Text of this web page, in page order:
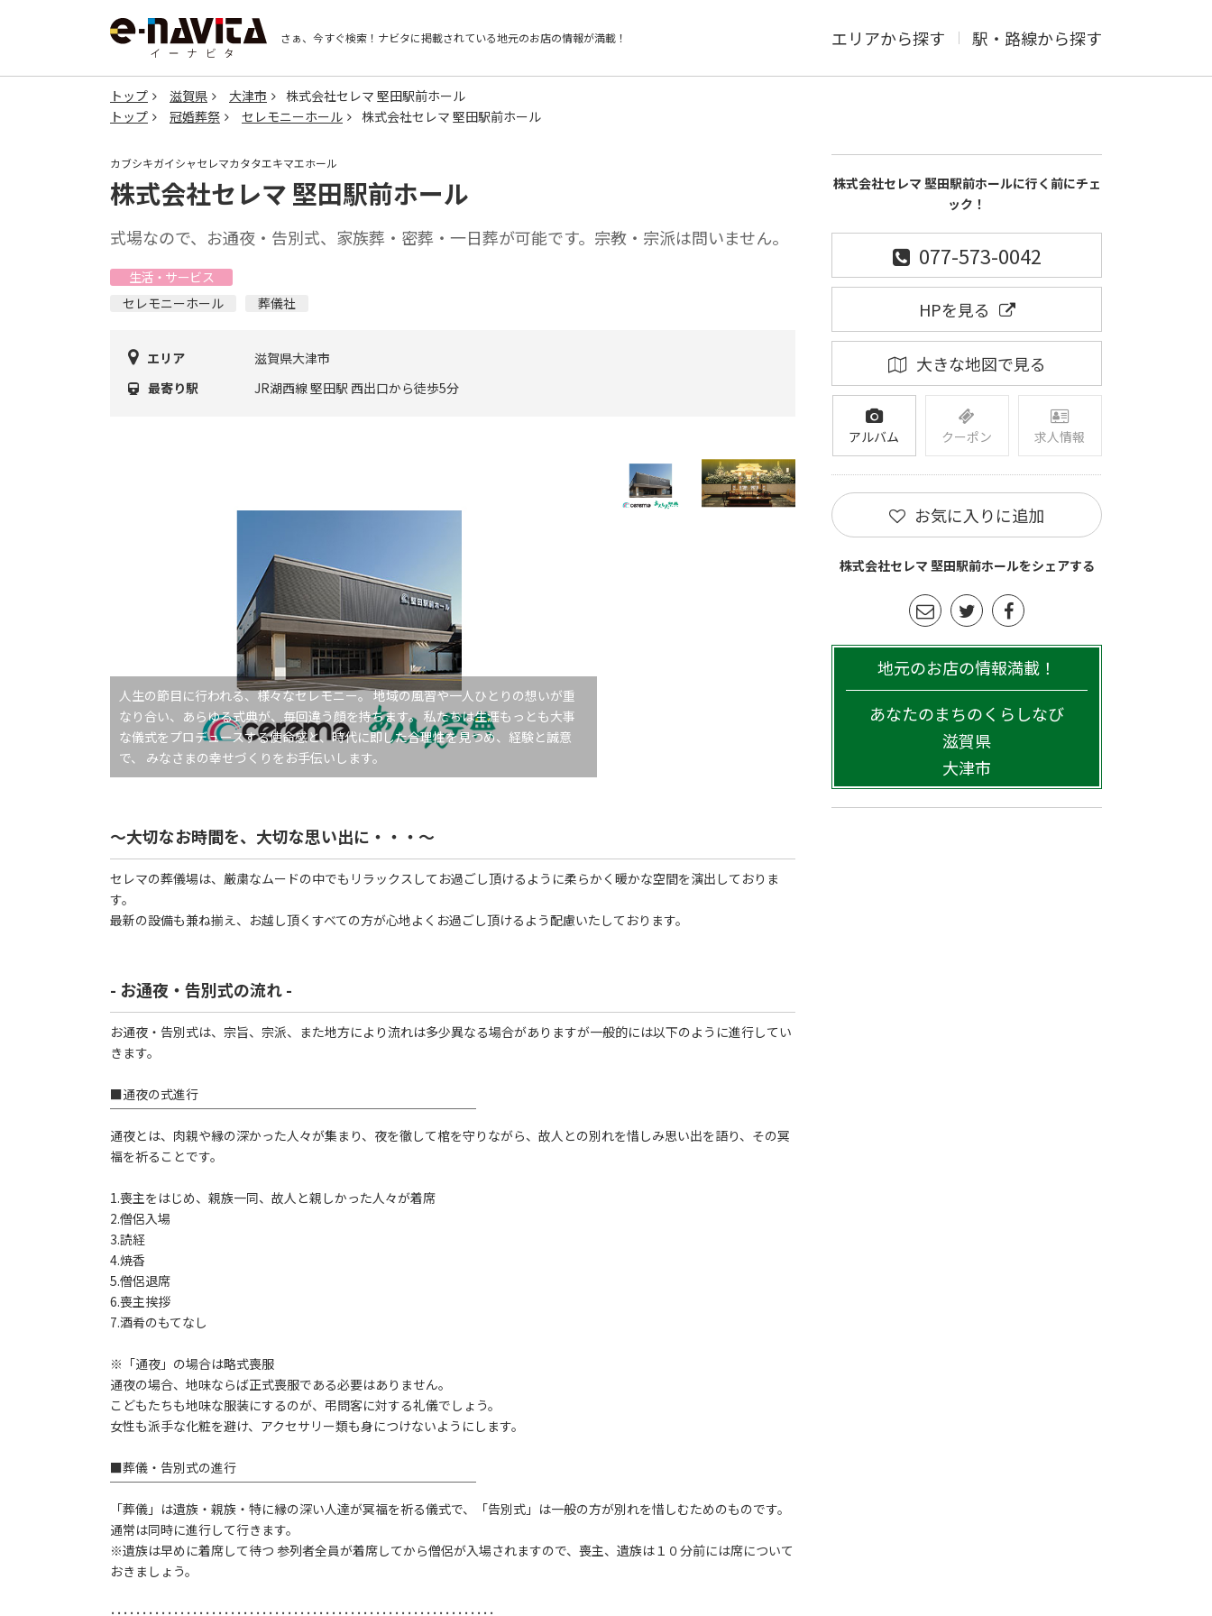
さぁ、今すぐ検索！ ナビタに掲載されている地元のお店の情報が満載！ エリアから探す 駅・路線から探す
トップ 滋賀県 大津市
株式会社セレマ 堅田駅前ホール
トップ
冠婚葬祭 セレモニーホール 株式会社セレマ 堅田駅前ホール
カブシキガイシャセレマカタタエキマエホール
株式会社セレマ 堅田駅前ホール
式場なので、お通夜・告別式、家族葬・密葬・一日葬が可能です。宗教・宗派は問いません。
生活・サービス
セレモニーホール
葬儀社
エリア
滋賀県大津市
最寄り駅
JR湖西線 堅田駅 西出口から徒歩5分
人生の節目に行われる、様々なセレモニー。 地域の風習や一人ひとりの想いが重
なり合い、あらゆる式典が、毎回違う顔を持ちます。 私たちは生涯もっとも大事
な儀式をプロデュースする使命感と、時代に即した合理性を見つめ、経験と誠意
で、 みなさまの幸せづくりをお手伝いします。
～大切なお時間を、大切な思い出に・・・～
セレマの葬儀場は、厳粛なムードの中でもリラックスしてお過ごし頂けるように柔らかく暖かな空間を演出しておりま
す。
最新の設備も兼ね揃え、お越し頂くすべての方が心地よくお過ごし頂けるよう配慮いたしております。
- お通夜・告別式の流れ -
お通夜・告別式は、宗旨、宗派、また地方により流れは多少異なる場合がありますが一般的には以下のように進行してい
きます。
■通夜の式進行
￣￣￣￣￣￣￣￣￣￣￣￣￣￣￣￣￣￣￣￣￣￣￣￣￣￣￣￣￣
通夜とは、肉親や縁の深かった人々が集まり、夜を徹して棺を守りながら、故人との別れを惜しみ思い出を語り、その冥
福を祈ることです。
1.喪主をはじめ、親族一同、故人と親しかった人々が着席
2.僧侶入場
3.読経
4.焼香
5.僧侶退席
6.喪主挨拶
7.酒肴のもてなし
※「通夜」の場合は略式喪服
通夜の場合、地味ならば正式喪服である必要はありません。
こどもたちも地味な服装にするのが、弔問客に対する礼儀でしょう。
女性も派手な化粧を避け、アクセサリー類も身につけないようにします。
■葬儀・告別式の進行
￣￣￣￣￣￣￣￣￣￣￣￣￣￣￣￣￣￣￣￣￣￣￣￣￣￣￣￣￣
「葬儀」は遺族・親族・特に縁の深い人達が冥福を祈る儀式で、「告別式」は一般の方が別れを惜しむためのものです。
通常は同時に進行して行きます。
※遺族は早めに着席して待つ 参列者全員が着席してから僧侶が入場されますので、喪主、遺族は１０分前には席について
おきましょう。
･････････････････････････････････････････････････････････････
株式会社セレマ 堅田駅前ホールに行く前にチェ
ック！
077-573-0042
HPを見る
大きな地図で見る
アルバム クーポン 求人情報
お気に入りに追加
株式会社セレマ 堅田駅前ホールをシェアする
地元のお店の情報満載！
あなたのまちのくらしなび
滋賀県
大津市